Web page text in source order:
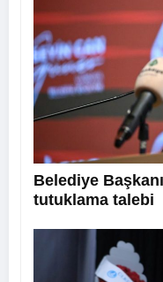
Belediye
tutuklama talebi